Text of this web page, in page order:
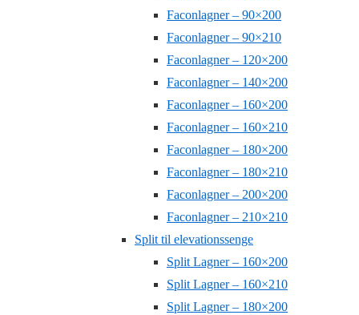
Faconlagner – 90×200
Faconlagner – 90×210
Faconlagner – 120×200
Faconlagner – 140×200
Faconlagner – 160×200
Faconlagner – 160×210
Faconlagner – 180×200
Faconlagner – 180×210
Faconlagner – 200×200
Faconlagner – 210×210
Split til elevationssenge
Split Lagner – 160×200
Split Lagner – 160×210
Split Lagner – 180×200